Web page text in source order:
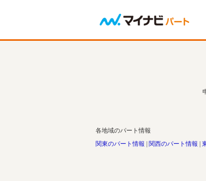
各地域のパート情報
関東のパート情報
関西のパート情報